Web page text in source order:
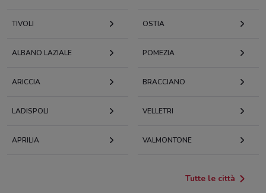
TIVOLI OSTIA
ALBANO LAZIALE POMEZIA
ARICCIA BRACCIANO
LADISPOLI VELLETRI
APRILIA VALMONTONE
Tutte le città